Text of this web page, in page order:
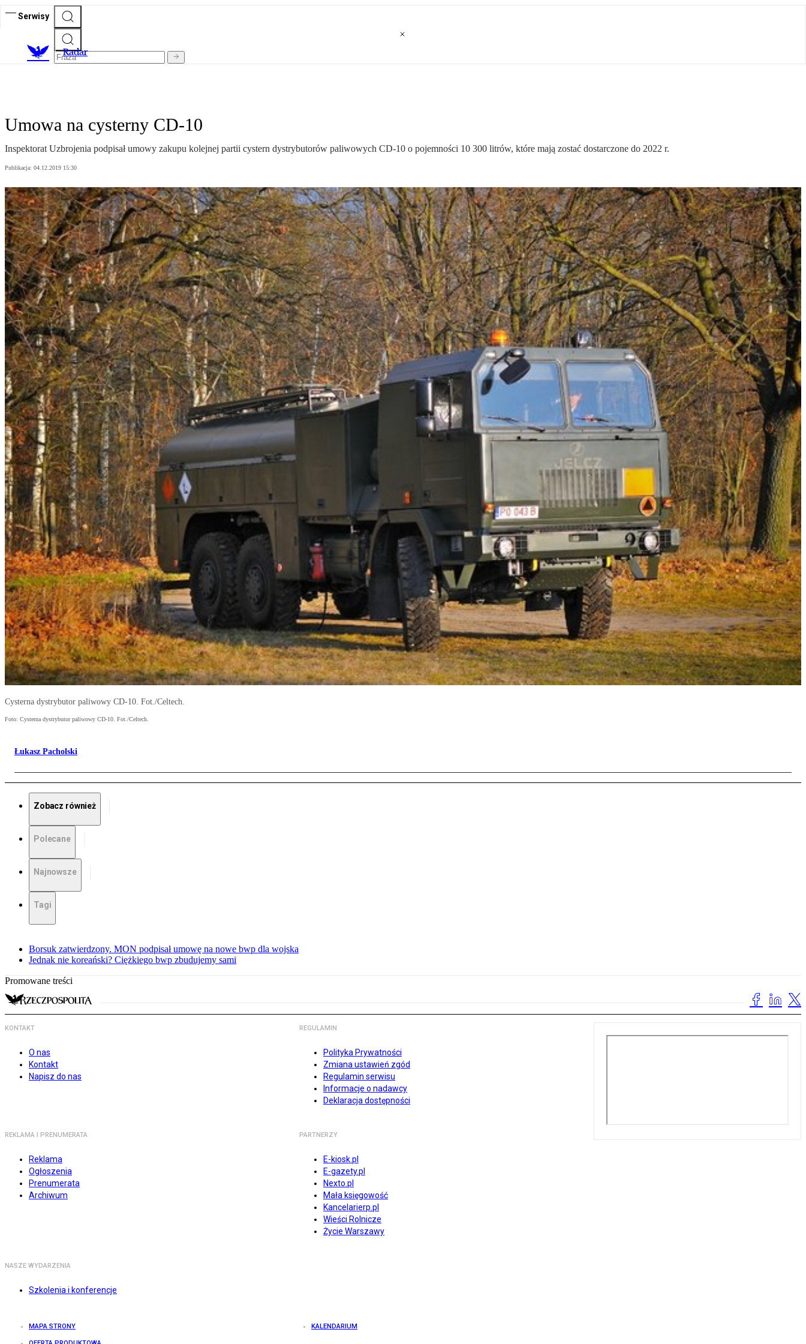
Serwisy
Radar
Umowa na cysterny CD-10
Inspektorat Uzbrojenia podpisał umowy zakupu kolejnej partii cystern dystrybutorów paliwowych CD-10 o pojemności 10 300 litrów, które mają zostać dostarczone do 2022 r.
Publikacja: 04.12.2019 15:30
Cysterna dystrybutor paliwowy CD-10. Fot./Celtech.
Foto: Cysterna dystrybutor paliwowy CD-10. Fot./Celtech.
Łukasz Pacholski
Zobacz również
Polecane
Najnowsze
Tagi
Borsuk zatwierdzony. MON podpisał umowę na nowe bwp dla wojska
Jednak nie koreański? Ciężkiego bwp zbudujemy sami
Promowane treści
KONTAKT
O nas
Kontakt
Napisz do nas
REGULAMIN
Polityka Prywatności
Zmiana ustawień zgód
Regulamin serwisu
Informacje o nadawcy
Deklaracja dostępności
REKLAMA I PRENUMERATA
Reklama
Ogłoszenia
Prenumerata
Archiwum
PARTNERZY
E-kiosk.pl
E-gazety.pl
Nexto.pl
Mała księgowość
Kancelarierp.pl
Wieści Rolnicze
Życie Warszawy
NASZE WYDARZENIA
Szkolenia i konferencje
MAPA STRONY KALENDARIUM